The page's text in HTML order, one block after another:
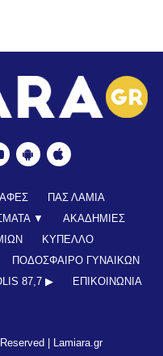
ΠΑΣ ΛΑΜΙΑ
▼
ΑΚΑΔΗΜΙΕΣ
ΚΥΠΕΛΛΟ
ΠΟΔΟΣΦΑΙΡΟ ΓΥΝΑΙΚΩΝ
87,7 ▶︎ ΕΠΙΚΟΙΝΩΝΊΑ
| Lamiara.gr